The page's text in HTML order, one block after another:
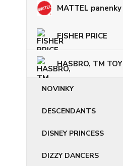
MATTEL panenky
FISHER PRICE
HASBRO, TM
NOVINKY
DESCENDANTS
DISNEY PRINCESS
DIZZY DANCERS